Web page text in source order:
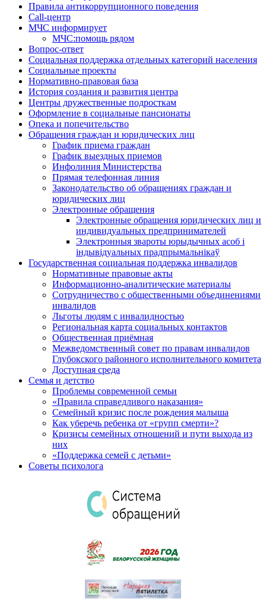
Правила антикоррупционного поведения
Call-центр
МЧС информирует
МЧС:помощь рядом
Вопрос-ответ
Социальная поддержка отдельных категорий населения
Социальные проекты
Нормативно-правовая база
История создания и развития центра
Центры дружественные подросткам
Оформление в социальные пансионаты
Опека и попечительство
Обращения граждан и юридических лиц
График приема граждан
График выездных приемов
Инфолиния Министерства
Прямая телефонная линия
Законодательство об обращениях граждан и
юридических лиц
Электронные обращения
Электронные обращения юридических лиц и
индивидуальных предпринимателей
Электронныя звароты юрыдычных асоб і
індывідуальных прадпрымальнікаў
Государственная социальная поддержка инвалидов
Нормативные правовые акты
Информационно-аналитические материалы
Сотрудничество с общественными объединениями
инвалидов
Льготы людям с инвалидностью
Региональная карта социальных контактов
Общественная приёмная
Межведомственный совет по правам инвалидов
Глубокского районного исполнительного комитета
Доступная среда
Семья и детство
Проблемы современной семьи
«Правила справедливого наказания»
Семейный кризис после рождения малыша
Как уберечь ребенка от «групп смерти»?
Кризисы семейных отношений и пути выхода из
них
«Поддержка семей с детьми»
Советы психолога